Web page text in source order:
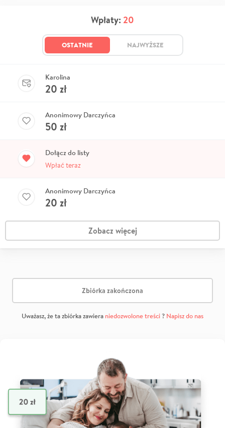
Wpłaty: 20
OSTATNIE NAJWYŻSZE
Karolina
20 zł
Anonimowy Darczyńca
50 zł
Dołącz do listy
Wpłać teraz
Anonimowy Darczyńca
20 zł
Zobacz więcej
Zbiórka zakończona
Uważasz, że ta zbiórka zawiera niedozwolone treści? Napisz do nas